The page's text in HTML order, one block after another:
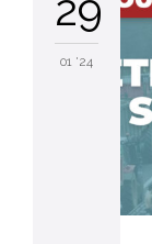
01 '24